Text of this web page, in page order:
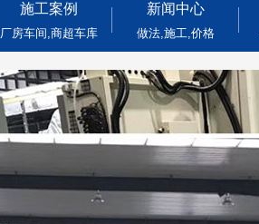
施工案例
厂房车间,商超车库
新闻中心
做法,施工,价格